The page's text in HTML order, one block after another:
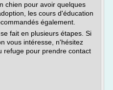
chien pour avoir quelques
les cours d'éducation
également.
fait en plusieurs étapes. Si
vous intéresse, n'hésitez
refuge pour prendre contact